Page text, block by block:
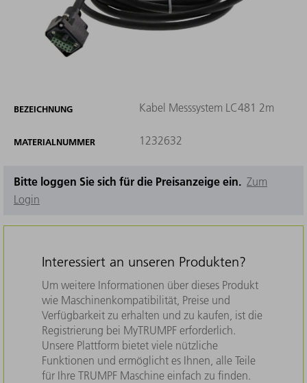
BEZEICHNUNG Kabel Messsystem LC481 2m
MATERIALNUMMER 1232632
Bitte loggen Sie sich für die Preisanzeige ein. Zum
Login
Interessiert an unseren Produkten?
Um weitere Informationen über dieses Produkt
wie Maschinenkompatibilität, Preise und
Verfügbarkeit zu erhalten und zu kaufen, ist die
Registrierung bei MyTRUMPF erforderlich.
Unsere Plattform bietet viele nützliche
Funktionen und ermöglicht es Ihnen, alle Teile
für Ihre TRUMPF Maschine einfach zu finden.